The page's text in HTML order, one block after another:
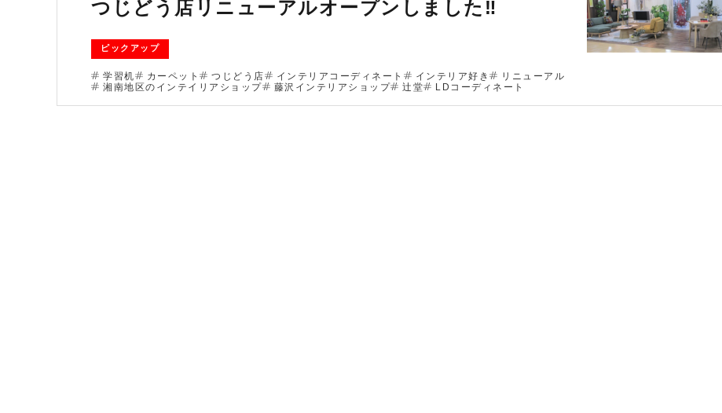
つじどう店リニューアルオープンしました‼
ピックアップ
学習机 カーペット つじどう店 インテリアコーディネート インテリア好き
リニューアル
湘南地区のインテイリアショップ
藤沢インテリアショップ 辻堂 LDコーディネート